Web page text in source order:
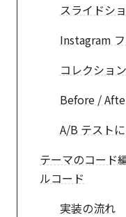
スライドシ
Instagram
コレクショ
Before /
A/B テスト
テーマのコード
ルコード
実装の流れ